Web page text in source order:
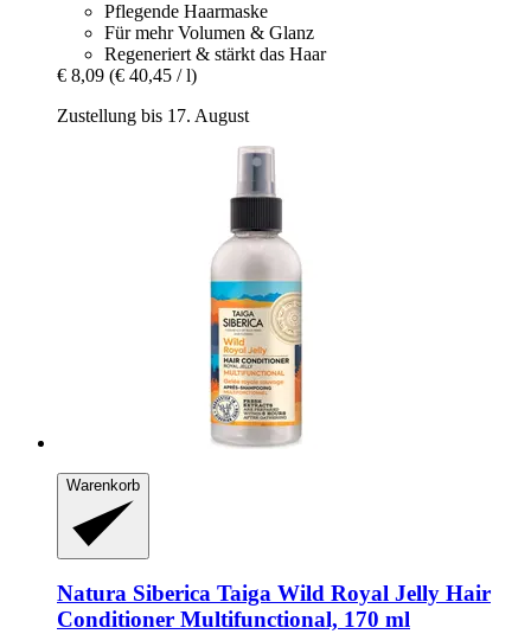
Pflegende Haarmaske
Für mehr Volumen & Glanz
Regeneriert & stärkt das Haar
€ 8,09 (€ 40,45 / l)
Zustellung bis 17. August
Warenkorb
Natura Siberica Taiga Wild Royal Jelly Hair
Conditioner Multifunctional, 170 ml